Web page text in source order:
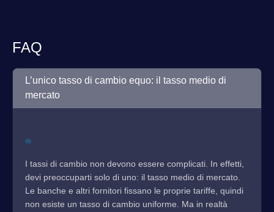
FAQ
L’unico tasso di cambio equo: il tasso medio di
mercato
I tassi di cambio non devono essere complicati. In effetti,
devi preoccuparti solo di uno: il tasso medio di mercato.
Le banche e altri fornitori fissano le proprie tariffe, quindi
non esiste un tasso di cambio uniforme. Ma in realtà